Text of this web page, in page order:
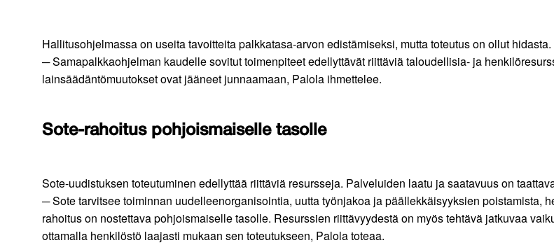
Hallitusohjelmassa on useita tavoitteita palkkatasa-arvon edistämiseksi, mutta toteutus on ollut hidasta.
─ Samapalkkaohjelman kaudelle sovitut toimenpiteet edellyttävät riittäviä taloudellisia- ja
lainsäädäntömuutokset ovat jääneet junnaamaan, Palola ihmettelee.
Sote-rahoitus pohjoismaiselle tasolle
Sote-uudistuksen toteutuminen edellyttää riittäviä resursseja. Palveluiden laatu ja saatavuus on
─ Sote tarvitsee toiminnan uudelleenorganisointia, uutta työnjakoa ja päällekkäisyyksien poistamista,
rahoitus on nostettava pohjoismaiselle tasolle. Resurssien riittävyydestä on myös tehtävä jatkuvaa
ottamalla henkilöstö laajasti mukaan sen toteutukseen, Palola toteaa.